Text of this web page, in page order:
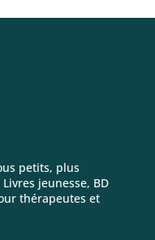
petits, plus
jeunesse, BD
thérapeutes et